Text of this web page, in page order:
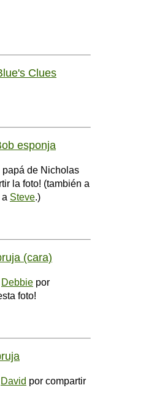
Clues
esponja
papá de Nicholas
la foto! (también a
a Steve.)
(cara)
Debbie por
foto!
David por compartir